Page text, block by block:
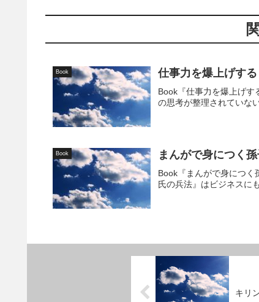
Book 仕事力を爆上げする
Book『仕事力を爆上げす
の思考が整理されていな
Book まんがで身につく
Book『まんがで身につく
氏の兵法』はビジネスに
キリ